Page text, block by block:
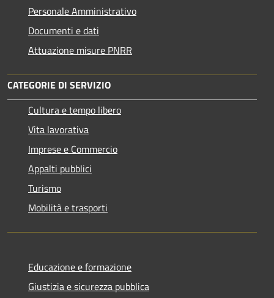
Personale Amministrativo
Documenti e dati
Attuazione misure PNRR
CATEGORIE DI SERVIZIO
Cultura e tempo libero
Vita lavorativa
Imprese e Commercio
Appalti pubblici
Turismo
Mobilità e trasporti
Educazione e formazione
Giustizia e sicurezza pubblica